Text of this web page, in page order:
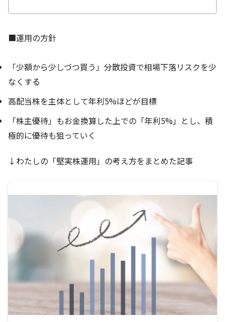
■運用の方針
「少額から少しづつ買う」分散投資で相場下落リスクを少
なくする
高配当株を主体として年利5%ほどが目標
「株主優待」もお金換算した上での「年利5%」とし、積
極的に優待も狙っていく
↓わたしの「堅実株運用」の考え方をまとめた記事